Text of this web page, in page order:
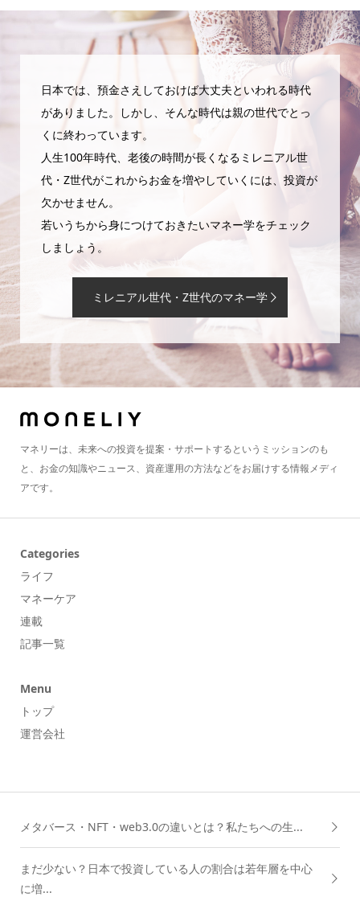
日本では、預金さえしておけば大丈夫といわれる時代
がありました。しかし、そんな時代は親の世代でとっ
くに終わっています。
人生100年時代、老後の時間が長くなるミレニアル世
代・Z世代がこれからお金を増やしていくには、投資が
欠かせません。
若いうちから身につけておきたいマネー学をチェック
しましょう。
ミレニアル世代・Z世代のマネー学
マネリーは、未来への投資を提案・サポートするというミッションのも
と、お金の知識やニュース、資産運用の方法などをお届けする情報メディ
アです。
Categories
ライフ
マネーケア
連載
記事一覧
Menu
トップ
運営会社
メタバース・NFT・web3.0の違いとは？私たちへの生...
まだ少ない？日本で投資している人の割合は若年層を中心
に増...